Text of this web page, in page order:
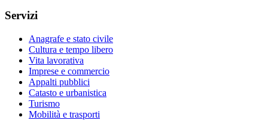
Servizi
Anagrafe e stato civile
Cultura e tempo libero
Vita lavorativa
Imprese e commercio
Appalti pubblici
Catasto e urbanistica
Turismo
Mobilità e trasporti